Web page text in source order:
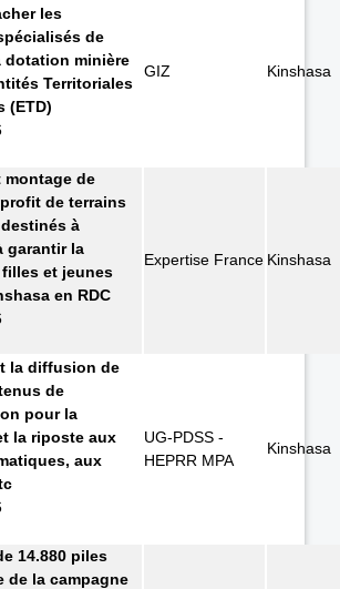
les
de
dotation minière
Territoriales
(ETD)
GIZ Kinshasa
montage de
de terrains
à
garantir la
et jeunes
en RDC
Expertise France Kinshasa
la diffusion de
de
pour la
la riposte aux
aux
UG-PDSS -
HEPRR MPA
Kinshasa
14.880 piles
de la campagne